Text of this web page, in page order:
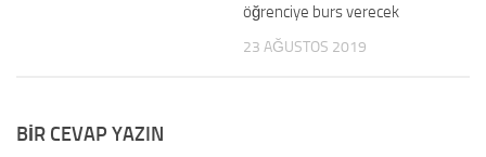
öğrenciye burs verecek
23 AĞUSTOS 2019
BIR CEVAP YAZIN